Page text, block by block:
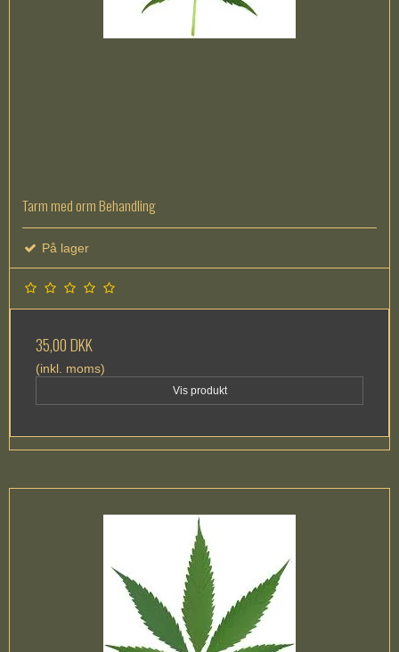
Tarm med orm Behandling
På lager
35,00 DKK
(inkl. moms)
Vis produkt